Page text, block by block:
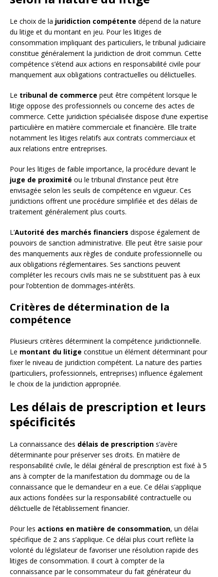
Le choix de la juridiction compétente dépend de la nature
du litige et du montant en jeu. Pour les litiges de
consommation impliquant des particuliers, le tribunal judiciaire
constitue généralement la juridiction de droit commun. Cette
compétence s’étend aux actions en responsabilité civile pour
manquement aux obligations contractuelles ou délictuelles.
Le tribunal de commerce peut être compétent lorsque le
litige oppose des professionnels ou concerne des actes de
commerce. Cette juridiction spécialisée dispose d’une expertise
particulière en matière commerciale et financière. Elle traite
notamment les litiges relatifs aux contrats commerciaux et
aux relations entre entreprises.
Pour les litiges de faible importance, la procédure devant le
juge de proximité ou le tribunal d’instance peut être
envisagée selon les seuils de compétence en vigueur. Ces
juridictions offrent une procédure simplifiée et des délais de
traitement généralement plus courts.
L’Autorité des marchés financiers dispose également de
pouvoirs de sanction administrative. Elle peut être saisie pour
des manquements aux règles de conduite professionnelle ou
aux obligations réglementaires. Ses sanctions peuvent
compléter les recours civils mais ne se substituent pas à eux
pour l’obtention de dommages-intérêts.
Critères de détermination de la
compétence
Plusieurs critères déterminent la compétence juridictionnelle.
Le montant du litige constitue un élément déterminant pour
fixer le niveau de juridiction compétent. La nature des parties
(particuliers, professionnels, entreprises) influence également
le choix de la juridiction appropriée.
Les délais de prescription et leurs
spécificités
La connaissance des délais de prescription s’avère
déterminante pour préserver ses droits. En matière de
responsabilité civile, le délai général de prescription est fixé à 5
ans à compter de la manifestation du dommage ou de la
connaissance que le demandeur en a eue. Ce délai s’applique
aux actions fondées sur la responsabilité contractuelle ou
délictuelle de l’établissement financier.
Pour les actions en matière de consommation, un délai
spécifique de 2 ans s’applique. Ce délai plus court reflète la
volonté du législateur de favoriser une résolution rapide des
litiges de consommation. Il court à compter de la
connaissance par le consommateur du fait générateur du